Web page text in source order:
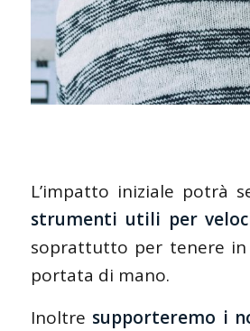
L’impatto iniziale potrà
strumenti utili per
soprattutto per tenere
portata di mano.
Inoltre supporteremo i